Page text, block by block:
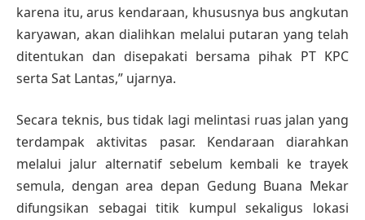
karena itu, arus kendaraan, khususnya bus angkutan
karyawan, akan dialihkan melalui putaran yang telah
ditentukan dan disepakati bersama pihak PT KPC
serta Sat Lantas,” ujarnya.
Secara teknis, bus tidak lagi melintasi ruas jalan yang
terdampak aktivitas pasar. Kendaraan diarahkan
melalui jalur alternatif sebelum kembali ke trayek
semula, dengan area depan Gedung Buana Mekar
difungsikan sebagai titik kumpul sekaligus lokasi